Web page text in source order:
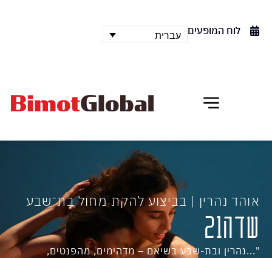
לוח המופעים עברית
אוהד נהרין | בביצוע להקת מחול בת־שבע
שדה21
"...נהרין ובת-שבע בשיאם – מדהימים, מהפנטים,